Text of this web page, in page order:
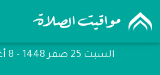
السبت 25 صفر 1448 - 8 أغسطس 2026